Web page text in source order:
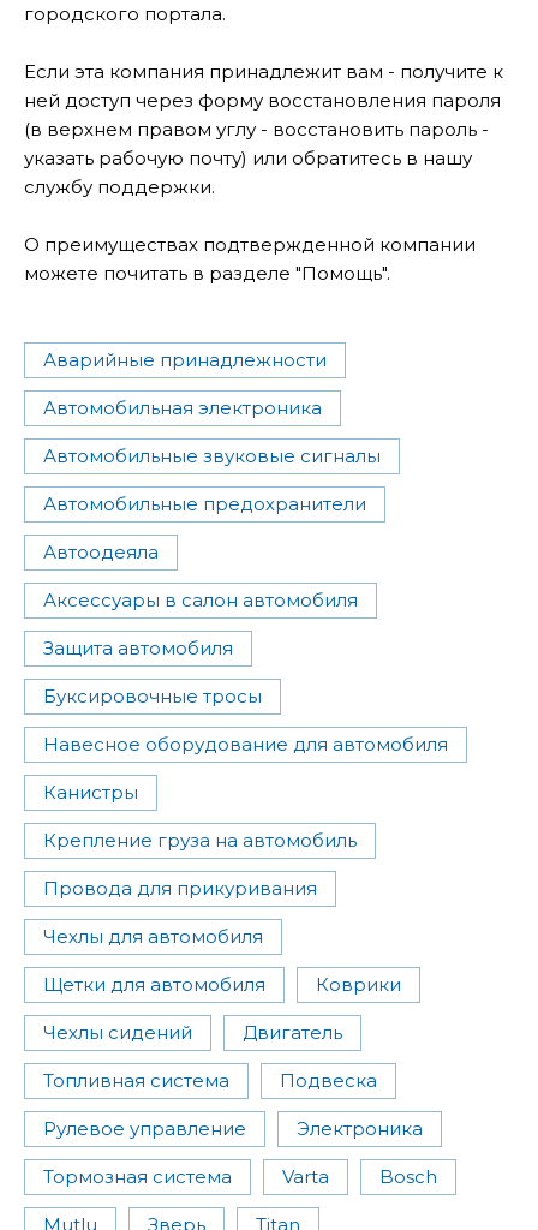
городского портала.
Если эта компания принадлежит вам - получите к
ней доступ через форму восстановления пароля
(в верхнем правом углу - восстановить пароль -
указать рабочую почту) или обратитесь в нашу
службу поддержки.
О преимуществах подтвержденной компании
можете почитать в разделе "Помощь".
Аварийные принадлежности
Автомобильная электроника
Автомобильные звуковые сигналы
Автомобильные предохранители
Автоодеяла
Аксессуары в салон автомобиля
Защита автомобиля
Буксировочные тросы
Навесное оборудование для автомобиля
Канистры
Крепление груза на автомобиль
Провода для прикуривания
Чехлы для автомобиля
Щетки для автомобиля Коврики
Чехлы сидений Двигатель
Топливная система Подвеска
Рулевое управление Электроника
Тормозная система Varta Bosch
Mutlu Зверь Titan